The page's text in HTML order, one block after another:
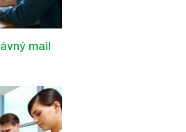
mail